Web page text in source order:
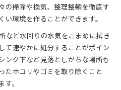
の掃除や換気、整理整頓を徹底す
環境を作ることができます。
など水回りの水気をこまめに拭き
て速やかに処分することがポイン
ンク下など見落としがちな場所も
たホコリやゴミを取り除くこと
。